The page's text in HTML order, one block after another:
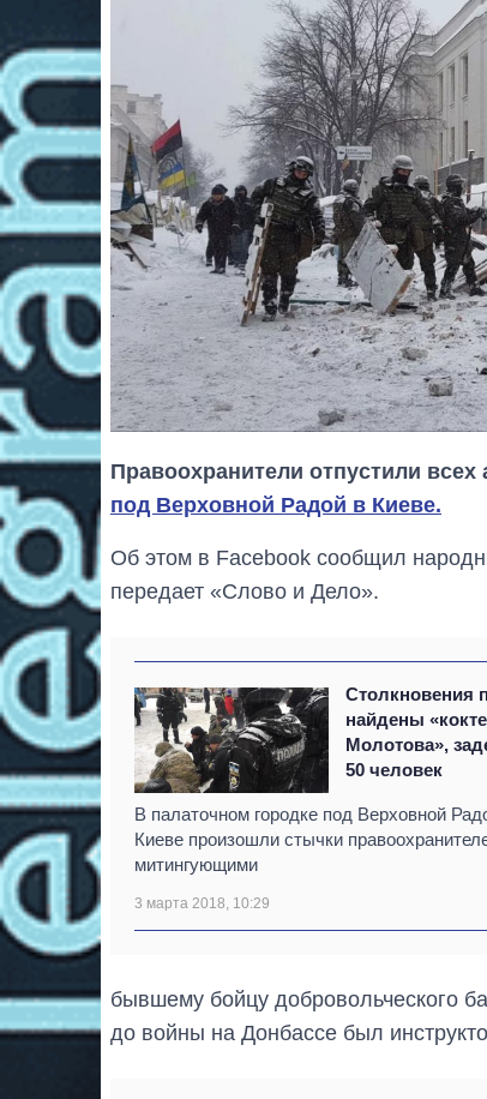
Правоохранители отпустили всех
под Верховной Радой в Киеве.
Об этом в Facebook сообщил
передает «Слово и Дело».
Столкновения
найдены
Молотова»,
50 человек
В палаточном городке под Верховной
Киеве произошли стычки
митингующими
3 марта 2018, 10:29
бывшему бойцу добровольческого
до войны на Донбассе был